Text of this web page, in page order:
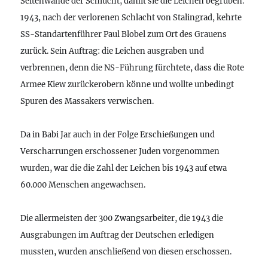
1943, nach der verlorenen Schlacht von Stalingrad, kehrte
SS-Standartenführer Paul Blobel zum Ort des Grauens
zurück. Sein Auftrag: die Leichen ausgraben und
verbrennen, denn die NS-Führung fürchtete, dass die Rote
Armee Kiew zurückerobern könne und wollte unbedingt
Spuren des Massakers verwischen.
Da in Babi Jar auch in der Folge Erschießungen und
Verscharrungen erschossener Juden vorgenommen
wurden, war die die Zahl der Leichen bis 1943 auf etwa
60.000 Menschen angewachsen.
Die allermeisten der 300 Zwangsarbeiter, die 1943 die
Ausgrabungen im Auftrag der Deutschen erledigen
mussten, wurden anschließend von diesen erschossen.